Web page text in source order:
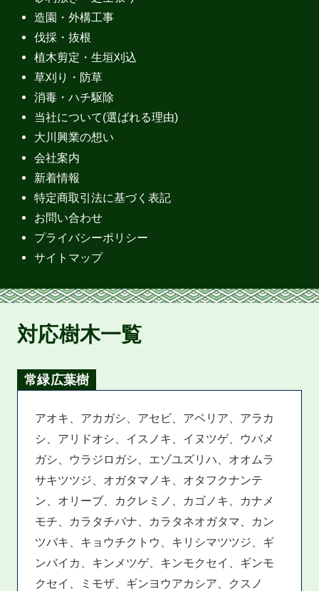
造園・外構工事
伐採・抜根
植木剪定・生垣刈込
草刈り・防草
消毒・ハチ駆除
当社について(選ばれる理由)
大川興業の想い
会社案内
新着情報
特定商取引法に基づく表記
お問い合わせ
プライバシーポリシー
サイトマップ
対応樹木一覧
常緑広葉樹
アオキ、アカガシ、アセビ、アベリア、アラカ
シ、アリドオシ、イスノキ、イヌツゲ、ウバメ
ガシ、ウラジロガシ、エゾユズリハ、オオムラ
サキツツジ、オガタマノキ、オタフクナンテ
ン、オリーブ、カクレミノ、カゴノキ、カナメ
モチ、カラタチバナ、カラタネオガタマ、カン
ツバキ、キョウチクトウ、キリシマツツジ、ギ
ンバイカ、キンメツゲ、キンモクセイ、ギンモ
クセイ、ミモザ、ギンヨウアカシア、クスノ